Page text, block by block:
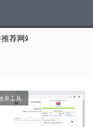
荐网站，非Google
率工具